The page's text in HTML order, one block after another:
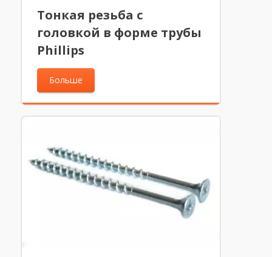
Тонкая резьба с
головкой в форме трубы
Phillips
Больше